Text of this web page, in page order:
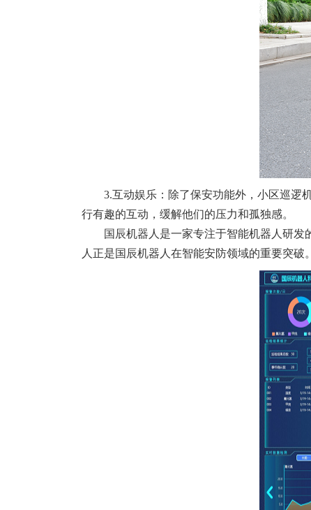
3.互动娱乐：除了保安功能外，小区巡逻
行有趣的互动，缓解他们的压力和孤独感。
国辰机器人是一家专注于智能机器人研
人正是国辰机器人在智能安防领域的重要突破。